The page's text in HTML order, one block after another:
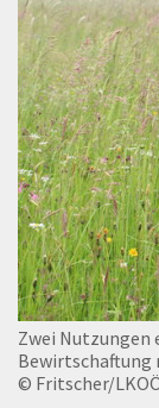
Zwei Nutzungen
Bewirtschaftung
© Fritscher/